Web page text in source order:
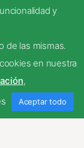
y
de las mismas.
en nuestra
,
Aceptar todo